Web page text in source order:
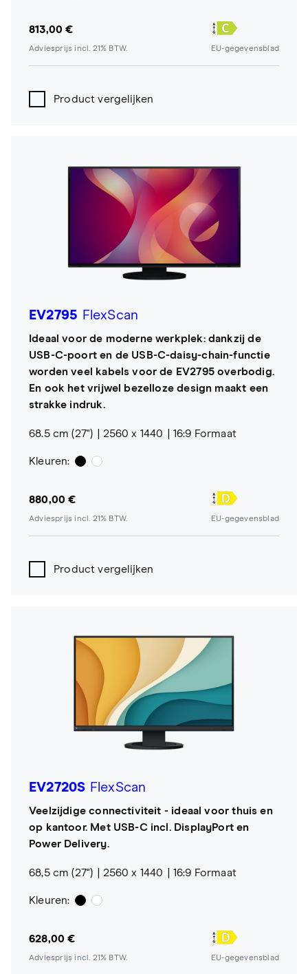
813,00 €
Adviesprijs incl. 21% BTW. EU-gegevensblad
Product vergelijken
EV2795 FlexScan
Ideaal voor de moderne werkplek: dankzij de
USB-C-poort en de USB-C-daisy-chain-functie
worden veel kabels voor de EV2795 overbodig.
En ook het vrijwel bezelloze design maakt een
strakke indruk.
68.5 cm (27") 2560 x 1440 16:9 Formaat
Kleuren:
880,00 €
Adviesprijs incl. 21% BTW. EU-gegevensblad
Product vergelijken
EV2720S FlexScan
Veelzijdige connectiviteit - ideaal voor thuis en
op kantoor. Met USB-C incl. DisplayPort en
Power Delivery.
68,5 cm (27") 2560 x 1440 16:9 Formaat
Kleuren:
628,00 €
Adviesprijs incl. 21% BTW. EU-gegevensblad